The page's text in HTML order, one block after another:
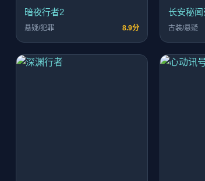
暗夜行者2
悬疑/犯罪 8.9分
长安秘闻
古装/悬疑